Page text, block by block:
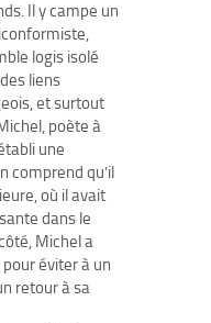
Il y campe un
logis isolé
liens
et surtout
poète à
une
comprend qu’il
où il avait
dans le
Michel a
éviter à un
retour à sa